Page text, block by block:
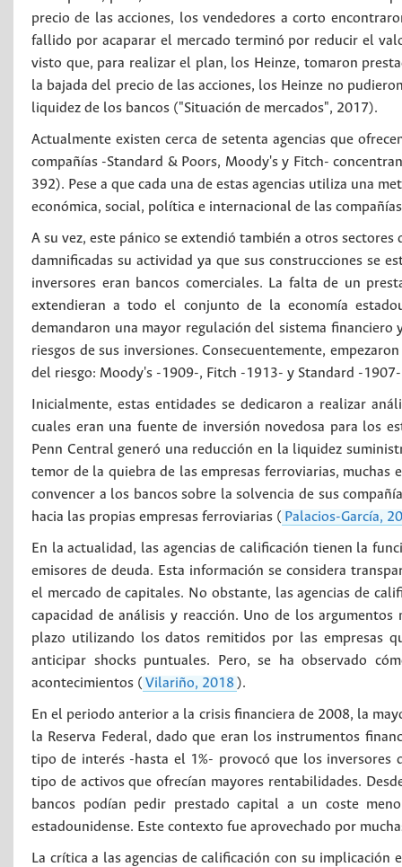
precio de las acciones, los vendedores a corto
fallido por acaparar el mercado terminó por reducir el
visto que, para realizar el plan, los Heinze, tomaron
la bajada del precio de las acciones, los Heinze no
liquidez de los bancos ("Situación de mercados", 2017).
Actualmente existen cerca de setenta agencias que
compañías -Standard & Poors, Moody's y Fitch-
392). Pese a que cada una de estas agencias utiliza una
económica, social, política e internacional de las
A su vez, este pánico se extendió también a otros
damnificadas su actividad ya que sus construcciones se
inversores eran bancos comerciales. La falta de un
extendieran a todo el conjunto de la economía
demandaron una mayor regulación del sistema
riesgos de sus inversiones. Consecuentemente,
del riesgo: Moody's -1909-, Fitch -1913- y Standard -
Inicialmente, estas entidades se dedicaron a realizar
cuales eran una fuente de inversión novedosa para los
Penn Central generó una reducción en la liquidez
temor de la quiebra de las empresas ferroviarias, muchas
convencer a los bancos sobre la solvencia de sus
hacia las propias empresas ferroviarias ( Palacios-García,
En la actualidad, las agencias de calificación tienen la
emisores de deuda. Esta información se considera
el mercado de capitales. No obstante, las agencias de
capacidad de análisis y reacción. Uno de los
plazo utilizando los datos remitidos por las empresas
anticipar shocks puntuales. Pero, se ha observado
acontecimientos ( Vilariño, 2018 ).
En el periodo anterior a la crisis financiera de 2008, la
la Reserva Federal, dado que eran los instrumentos
tipo de interés -hasta el 1%- provocó que los inversores
tipo de activos que ofrecían mayores rentabilidades.
bancos podían pedir prestado capital a un coste
estadounidense. Este contexto fue aprovechado por
La crítica a las agencias de calificación con su implicación